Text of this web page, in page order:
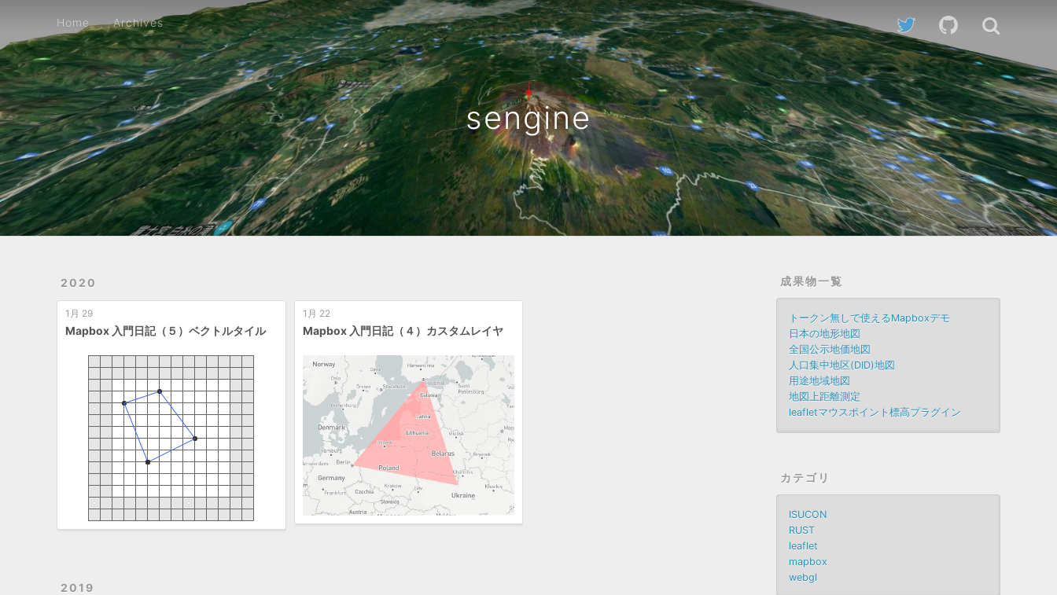
sengine
Home Archives
2020
1月 29
Mapbox 入門日記（５）ベクトルタイル
1月 22
Mapbox 入門日記（４）カスタムレイヤ
2019
成果物一覧
トークン無しで使えるMapboxデモ
日本の地形地図
全国公示地価地図
人口集中地区(DID)地図
用途地域地図
地図上距離測定
leafletマウスポイント標高プラグイン
カテゴリ
ISUCON
RUST
leaflet
mapbox
webgl